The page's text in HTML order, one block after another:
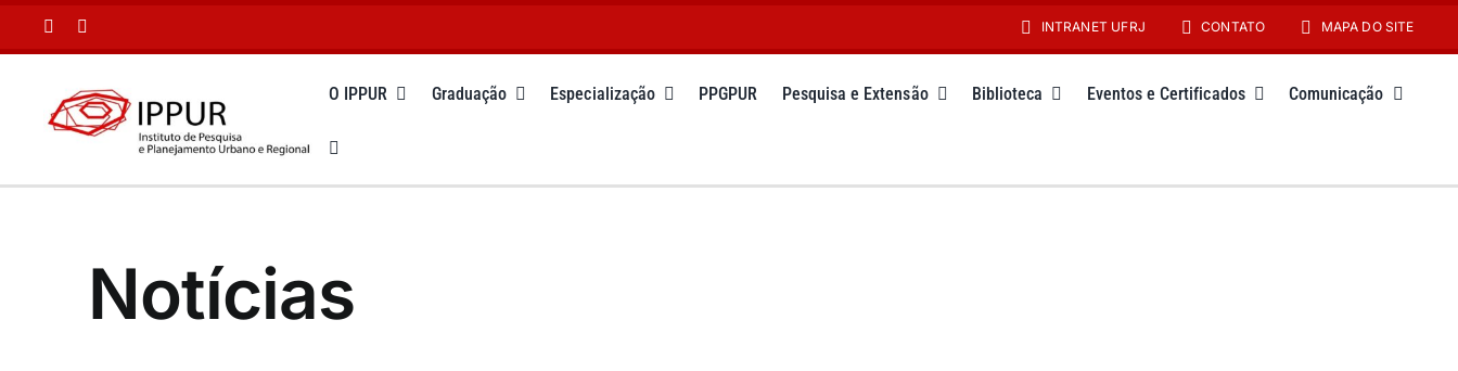
conteúdo
INTRANET UFRJ CONTATO MAPA DO SITE
O IPPUR Graduação Especialização PPGPUR Pesquisa e Extensão Biblioteca Eventos e Certificados Comunicação
Notícias